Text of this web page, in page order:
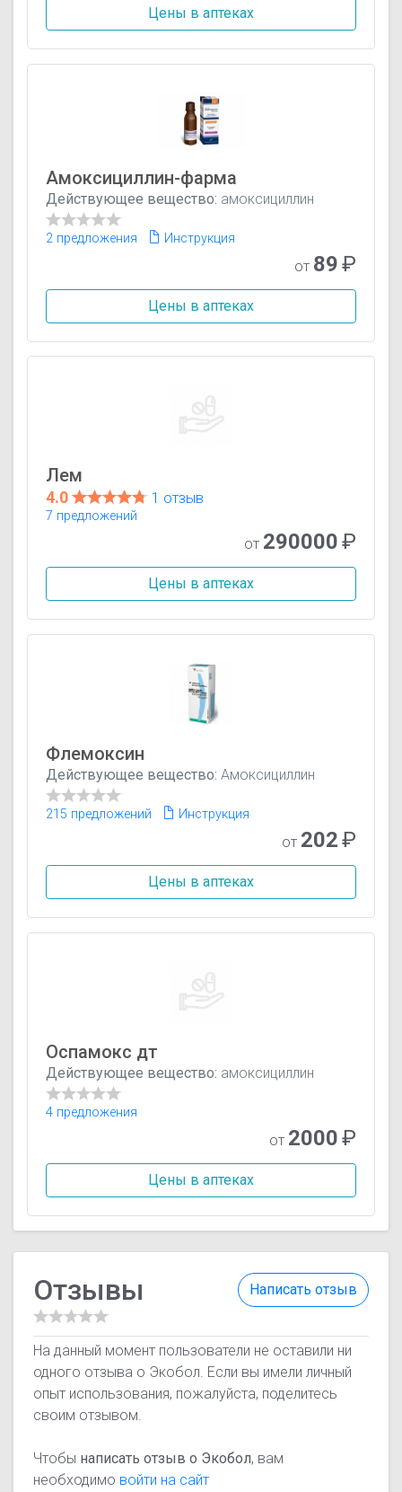
Цены в аптеках
Амоксициллин-фарма
Действующее вещество: амоксициллин
2 предложения Инструкция
от 89₽
Цены в аптеках
Лем
4.0 1 отзыв
7 предложений
от 290000₽
Цены в аптеках
Флемоксин
Действующее вещество: Амоксициллин
215 предложений Инструкция
от 202₽
Цены в аптеках
Оспамокс дт
Действующее вещество: амоксициллин
4 предложения
от 2000₽
Цены в аптеках
Написать отзыв
Отзывы
На данный момент пользователи не оставили ни
одного отзыва о Экобол. Если вы имели личный
опыт использования, пожалуйста, поделитесь
своим отзывом.
Чтобы написать отзыв о Экобол, вам
необходимо войти на сайт